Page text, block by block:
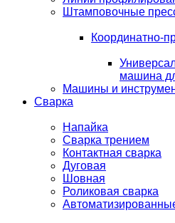
Штамповочные
Координатно-
машина
Машины и
Сварка
Напайка
Сварка трением
Контактная сварка
Дуговая
Шовная
Роликовая сварка